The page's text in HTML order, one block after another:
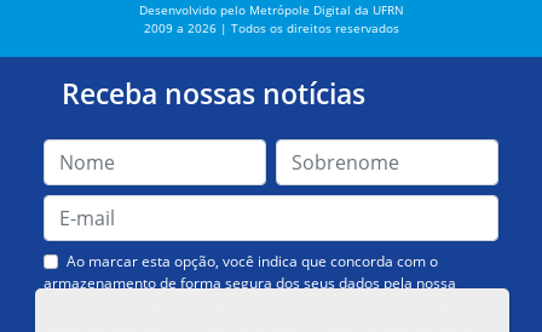
Desenvolvido pelo Metrópole Digital da UFRN
2009 a 2026 | Todos os direitos reservados
Receba nossas notícias
Ao marcar esta opção, você indica que concorda com o
armazenamento de forma segura dos seus dados pela nossa